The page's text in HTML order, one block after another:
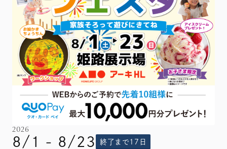
2026
8/1 - 8/23 終了まで17日